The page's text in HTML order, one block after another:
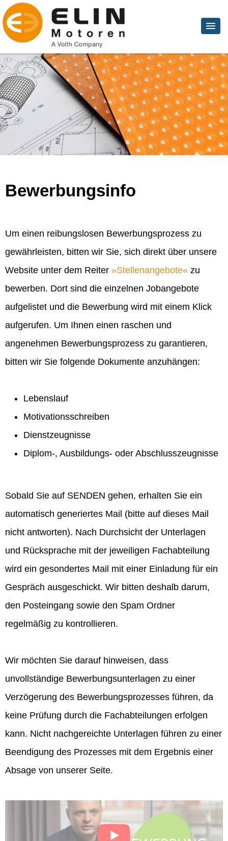
Bewerbungsinfo
Um einen reibungslosen Bewerbungsprozess zu
gewährleisten, bitten wir Sie, sich direkt über unsere
Website unter dem Reiter
Stellenangebote
zu
bewerben. Dort sind die einzelnen Jobangebote
aufgelistet und die Bewerbung wird mit einem Klick
aufgerufen. Um Ihnen einen raschen und
angenehmen Bewerbungsprozess zu garantieren,
bitten wir Sie folgende Dokumente anzuhängen:
Lebenslauf
Motivationsschreiben
Dienstzeugnisse
Diplom-, Ausbildungs- oder Abschlusszeugnisse
Sobald Sie auf SENDEN gehen, erhalten Sie ein
automatisch generiertes Mail (bitte auf dieses Mail
nicht antworten). Nach Durchsicht der Unterlagen
und Rücksprache mit der jeweiligen Fachabteilung
wird ein gesondertes Mail mit einer Einladung für ein
Gespräch ausgeschickt. Wir bitten deshalb darum,
den Posteingang sowie den Spam Ordner
regelmäßig zu kontrollieren.
Wir möchten Sie darauf hinweisen, dass
unvollständige Bewerbungsunterlagen zu einer
Verzögerung des Bewerbungsprozesses führen, da
keine Prüfung durch die Fachabteilungen erfolgen
kann. Nicht nachgereichte Unterlagen führen zu einer
Beendigung des Prozesses mit dem Ergebnis einer
Absage von unserer Seite.